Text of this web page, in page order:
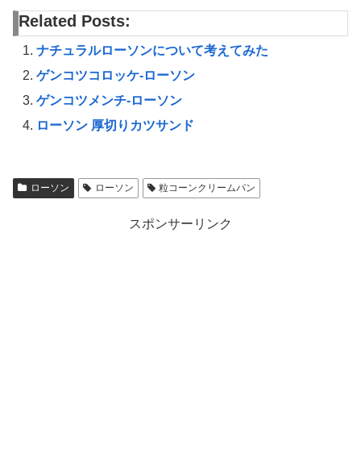
Related Posts:
ナチュラルローソンについて考えてみた
ゲンコツコロッケ-ローソン
ゲンコツメンチ-ローソン
ローソン 厚切りカツサンド
ローソン ローソン 粒コーンクリームパン
スポンサーリンク